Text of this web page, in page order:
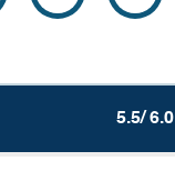
5.5/ 6.0